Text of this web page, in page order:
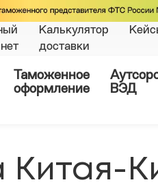
Калькулятор
доставки
Таможенное
оформление
ВЭД